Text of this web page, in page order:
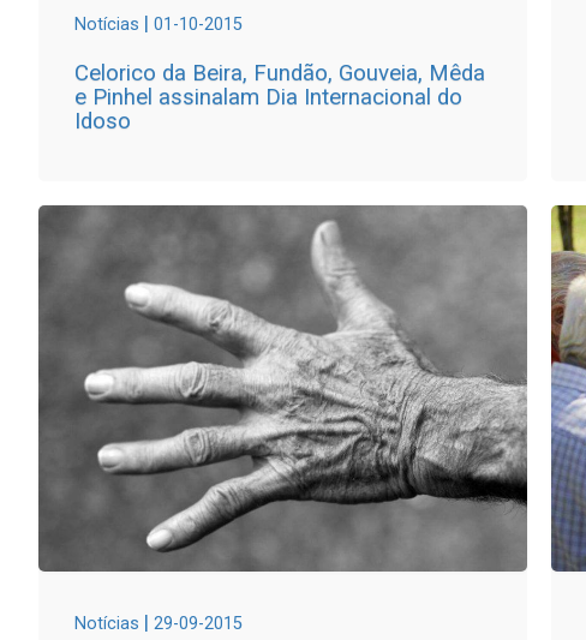
Notícias | 01-10-2015
Celorico da Beira, Fundão, Gouveia, Mêda
e Pinhel assinalam Dia Internacional do
Idoso
Notícias | 29-09-2015